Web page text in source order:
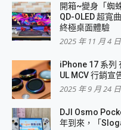
開箱~變身「蜘
QD-OLED 超寬
終極桌面體驗
2025 年 11 月 4 日
iPhone 17 系列
UL MCV 行銷宣
2025 年 9 月 24 日
DJI Osmo
年到來，「